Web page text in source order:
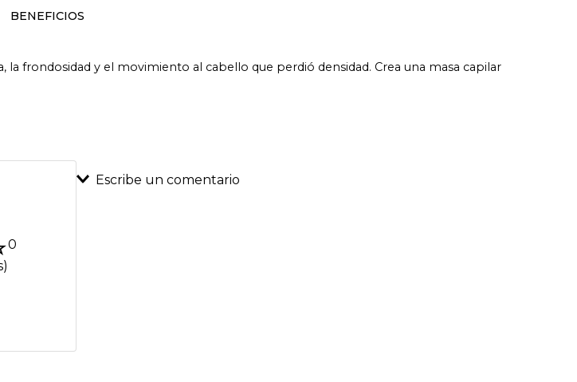
BENEFICIOS
frondosidad y el movimiento al cabello que perdió densidad. Crea una masa capilar
0
Escribe un comentario